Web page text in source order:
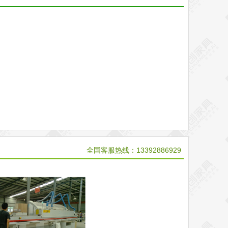
全国客服热线：13392886929